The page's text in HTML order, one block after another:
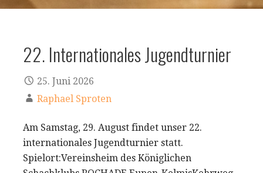
22. Internationales Jugendturnier
25. Juni 2026
Raphael Sproten
Am Samstag, 29. August findet unser 22.
internationales Jugendturnier statt.
Spielort:Vereinsheim des Königlichen